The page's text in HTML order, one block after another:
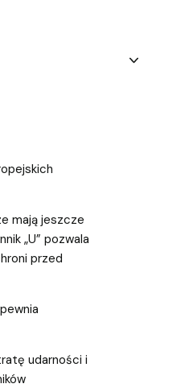
mają jeszcze
„U” pozwala
przed
udarności i